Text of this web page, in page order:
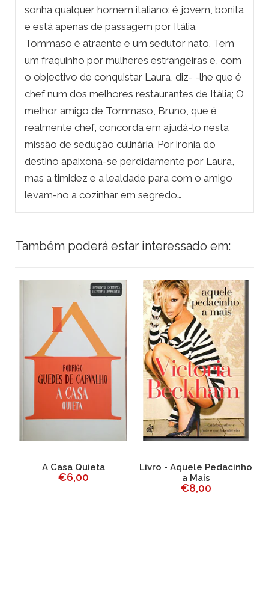
sonha qualquer homem italiano: é jovem, bonita
e está apenas de passagem por Itália.
Tommaso é atraente e um sedutor nato. Tem
um fraquinho por mulheres estrangeiras e, com
o objectivo de conquistar Laura, diz- -lhe que é
chef num dos melhores restaurantes de Itália; O
melhor amigo de Tommaso, Bruno, que é
realmente chef, concorda em ajudá-lo nesta
missão de sedução culinária. Por ironia do
destino apaixona-se perdidamente por Laura,
mas a timidez e a lealdade para com o amigo
levam-no a cozinhar em segredo…
Também poderá estar interessado em:
A Casa Quieta
€6,00
Livro - Aquele Pedacinho
a Mais
€8,00